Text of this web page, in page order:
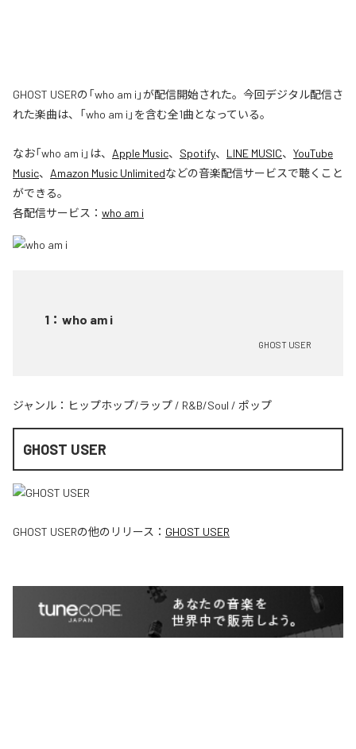
GHOST USERの「who am i」が配信開始された。今回デジタル配信さ
れた楽曲は、「who am i」を含む全1曲となっている。
なお「who am i 」は、 Apple Music、 Spotify、 LINE MUSIC、 YouTube
Music、 Amazon Music Unlimitedなどの音楽配信サービスで聴くこと
ができる。
各配信サービス： who am i
1 ： who am i
GHOST USER
ジャンル： ヒップホップ/ラップ / R&B/Soul / ポップ
GHOST USER
GHOST USERの他のリリース： GHOST USER